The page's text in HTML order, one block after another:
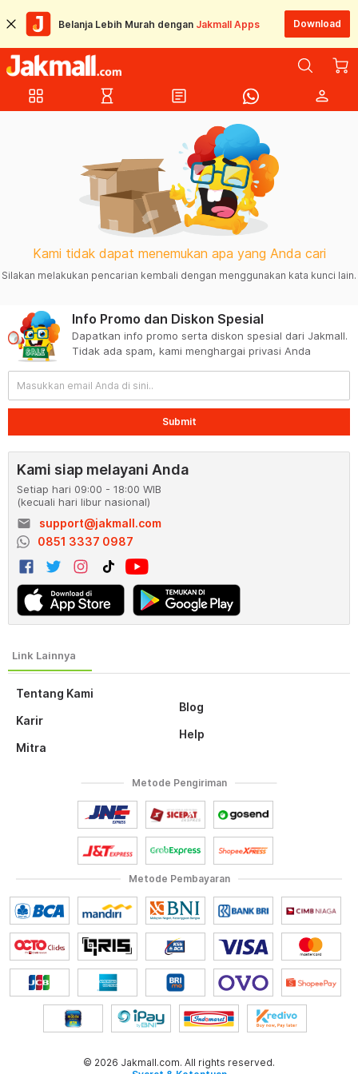
Belanja Lebih Murah dengan Jakmall Apps Download
grid_view hourglass_empty article person
Kami tidak dapat menemukan apa yang Anda cari
Silakan melakukan pencarian kembali dengan menggunakan kata kunci lain.
Tentang Kami
Karir
Mitra
Blog
Help
Info Promo dan Diskon Spesial
Dapatkan info promo serta diskon spesial dari Jakmall.
Tidak ada spam, kami menghargai privasi Anda
Submit
Kami siap melayani Anda
Setiap hari 09:00 - 18:00 WIB
(kecuali hari libur nasional)
email
support@jakmall.com
0851 3337 0987
Metode Pembayaran
Metode Pengiriman
© 2026 Jakmall.com. All rights reserved.